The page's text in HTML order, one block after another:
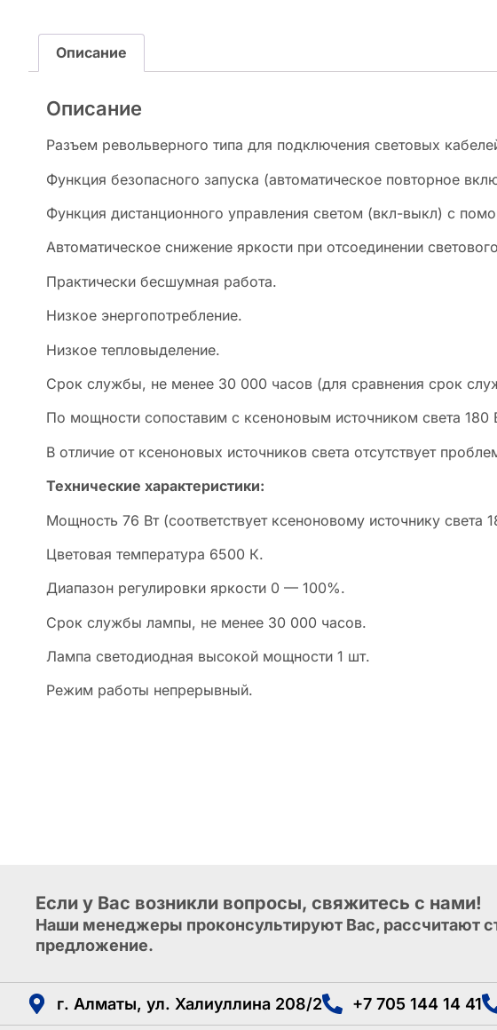
Описание
Описание
Разъем револьверного типа для подключения световых
Функция безопасного запуска (автоматическое повторное
Функция дистанционного управления светом (вкл-выкл) с
Автоматическое снижение яркости при отсоединении
Практически бесшумная работа.
Низкое энергопотребление.
Низкое тепловыделение.
Срок службы, не менее 30 000 часов (для сравнения срок
По мощности сопоставим с ксеноновым источником света 180
В отличие от ксеноновых источников света отсутствует
Технические характеристики:
Мощность 76 Вт (соответствует ксеноновому источнику света
Цветовая температура 6500 К.
Диапазон регулировки яркости 0 — 100%.
Срок службы лампы, не менее 30 000 часов.
Лампа светодиодная высокой мощности 1 шт.
Режим работы непрерывный.
Если у Вас возникли вопросы, свяжитесь с нами!
Наши менеджеры проконсультируют Вас, рассчитают
предложение.
г. Алматы, ул. Халиуллина 208/2 +7 705 144 14 41